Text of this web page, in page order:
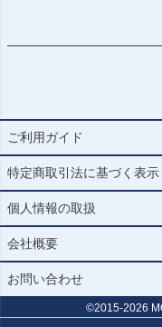
ご利用ガイド
特定商取引法に基づく表示
個人情報の取扱
会社概要
お問い合わせ
©2015-2026